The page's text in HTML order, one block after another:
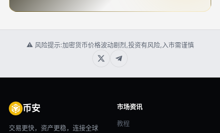
⚠ 风险提示:加密货币价格波动剧烈,投资有风险,入市需谨慎
币安
交易更快，资产更稳，连接全球
市场资讯
教程